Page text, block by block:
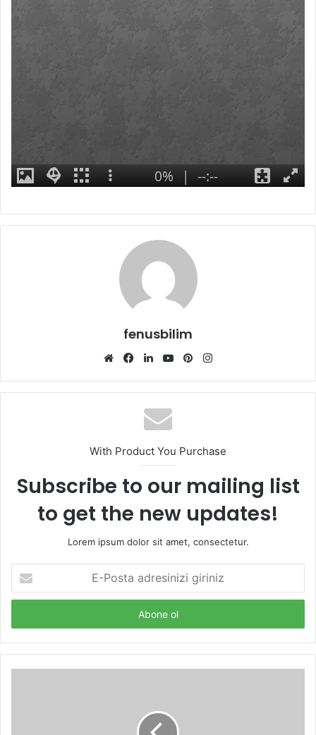
fenusbilim
Web
Facebook
LinkedInYouTubePinterest
With Product You Purchase
Subscribe to our mailing list
to get the new updates!
Lorem ipsum dolor sit amet, consectetur.
Posta
adresinizi